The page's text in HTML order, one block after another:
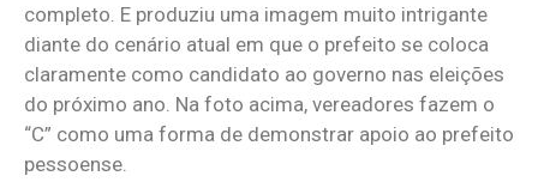
completo. E produziu uma imagem muito intrigante
diante do cenário atual em que o prefeito se coloca
claramente como candidato ao governo nas eleições
do próximo ano. Na foto acima, vereadores fazem o
“C” como uma forma de demonstrar apoio ao prefeito
pessoense.